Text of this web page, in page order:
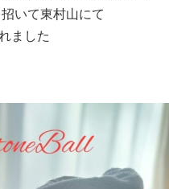
いて東村山にて
ました